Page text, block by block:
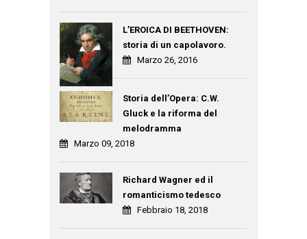
L’EROICA DI BEETHOVEN:
storia di un capolavoro.
Marzo 26, 2016
Storia dell’Opera: C.W.
Gluck e la riforma del
melodramma
Marzo 09, 2018
Richard Wagner ed il
romanticismo tedesco
Febbraio 18, 2018